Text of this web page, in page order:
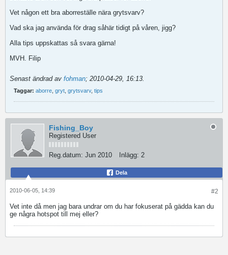
Vet någon ett bra aborreställe nära grytsvarv?
Vad ska jag använda för drag såhär tidigt på våren, jigg?
Alla tips uppskattas så svara gärna!
MVH. Filip
Senast ändrad av fohman; 2010-04-29, 16:13.
Taggar: aborre gryt grytsvarv, tips
Fishing_Boy
Registered User
Reg.datum: Jun 2010 Inlägg: 2
Dela
#2
2010-06-05, 14:39
Vet inte då men jag bara undrar om du har fokuserat på gädda kan du
ge några hotspot till mej eller?